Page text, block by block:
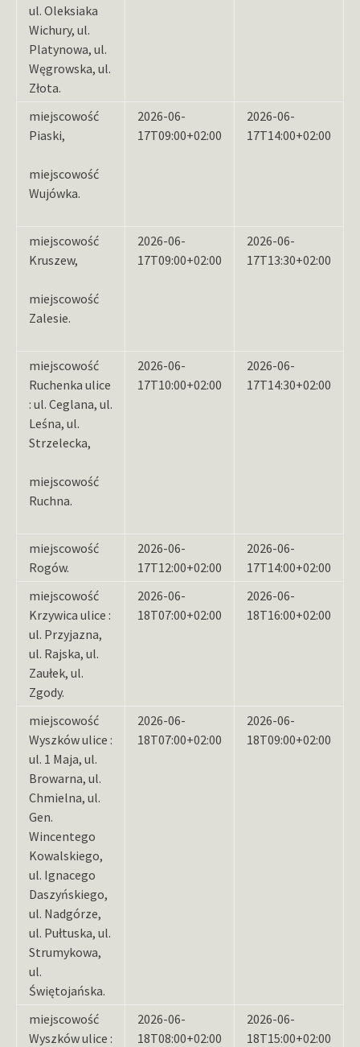
ul. Oleksiaka
Wichury, ul.
Platynowa, ul.
Węgrowska, ul.
Złota.
miejscowość
Piaski,
miejscowość
Wujówka.
2026-06-
17T09:00+02:00
2026-06-
17T14:00+02:00
miejscowość
Kruszew,
miejscowość
Zalesie.
2026-06-
17T09:00+02:00
2026-06-
17T13:30+02:00
miejscowość
Ruchenka ulice
: ul. Ceglana, ul.
Leśna, ul.
Strzelecka,
miejscowość
Ruchna.
2026-06-
17T10:00+02:00
2026-06-
17T14:30+02:00
miejscowość
Rogów.
2026-06-
17T12:00+02:00
2026-06-
17T14:00+02:00
miejscowość
Krzywica ulice :
ul. Przyjazna,
ul. Rajska, ul.
Zaułek, ul.
Zgody.
2026-06-
18T07:00+02:00
2026-06-
18T16:00+02:00
miejscowość
Wyszków ulice :
ul. 1 Maja, ul.
Browarna, ul.
Chmielna, ul.
Gen.
Wincentego
Kowalskiego,
ul. Ignacego
Daszyńskiego,
ul. Nadgórze,
ul. Pułtuska, ul.
Strumykowa,
ul.
Świętojańska.
2026-06-
18T07:00+02:00
2026-06-
18T09:00+02:00
miejscowość
Wyszków ulice :
2026-06-
18T08:00+02:00
2026-06-
18T15:00+02:00